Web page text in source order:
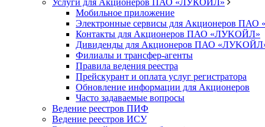
Услуги для Акционеров ПАО «ЛУКОЙЛ»
Мобильное приложение
Электронные сервисы для Акционеров
Контакты для Акционеров ПАО «ЛУKOЙЛ»
Дивиденды для Акционеров ПАО
Филиалы и трансфер-агенты
Правила ведения реестра
Прейскурант и оплата услуг регистратора
Обновление информации для Акционеров
Часто задаваемые вопросы
Ведение реестров ПИФ
Ведение реестров ИСУ